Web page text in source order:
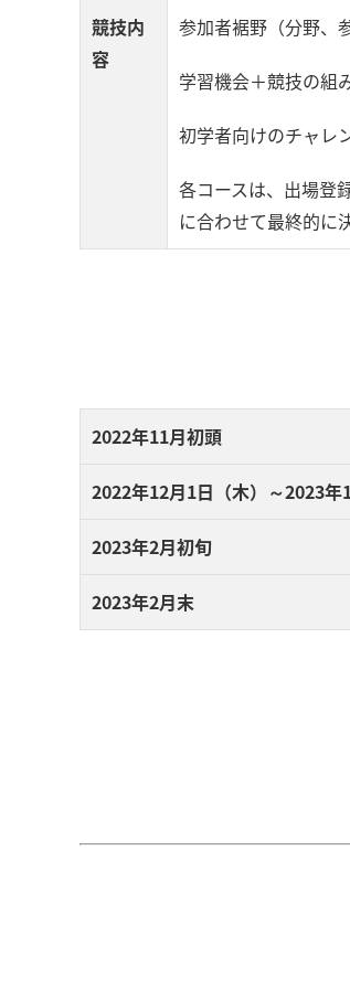
競技内
容
参加者裾野（分野、
学習機会＋競技の組
初学者向けのチャレ
各コースは、出場登
に合わせて最終的に
2022年11月初頭
2022年12月1日（木）～2023年
2023年2月初旬
2023年2月末